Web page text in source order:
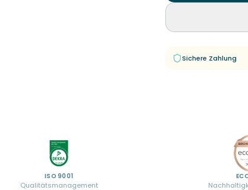
Sichere Zahlung
ISO 9001
Qualitätsmanagement